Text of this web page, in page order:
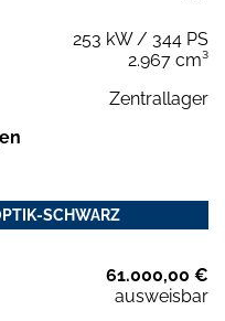
253 kW / 344 PS
2.967 cm³
Zentrallager
SCHWARZ
61.000,00 €
ausweisbar